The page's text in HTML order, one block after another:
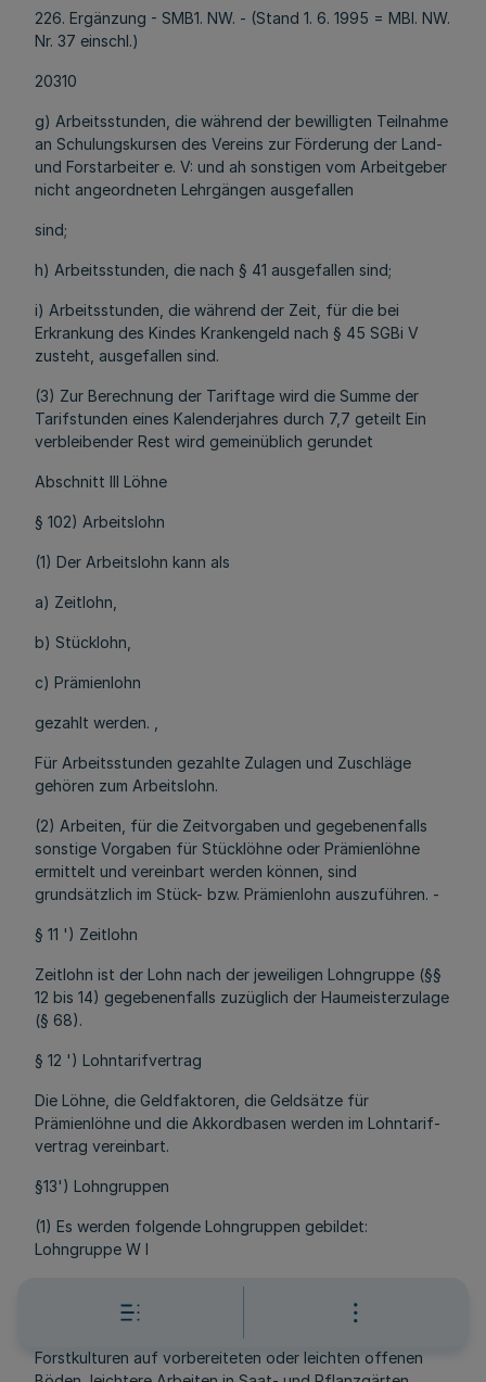
226. Ergänzung - SMB1. NW. - (Stand 1. 6. 1995 = MBl. NW.
Nr. 37 einschl.)
20310
g) Arbeitsstunden, die während der bewilligten Teilnahme
an Schulungskursen des Vereins zur Förderung der Land-
und Forstarbeiter e. V: und ah sonstigen vom Arbeitgeber
nicht angeordneten Lehrgängen ausgefallen
sind;
h) Arbeitsstunden, die nach § 41 ausgefallen sind;
i) Arbeitsstunden, die während der Zeit, für die bei
Erkrankung des Kindes Krankengeld nach § 45 SGBi V
zusteht, ausgefallen sind.
(3) Zur Berechnung der Tariftage wird die Summe der
Tarifstunden eines Kalenderjahres durch 7,7 geteilt Ein
verbleibender Rest wird gemeinüblich gerundet
Abschnitt III Löhne
§ 102) Arbeitslohn
(1) Der Arbeitslohn kann als
a) Zeitlohn,
b) Stücklohn,
c) Prämienlohn
gezahlt werden. ,
Für Arbeitsstunden gezahlte Zulagen und Zuschläge
gehören zum Arbeitslohn.
(2) Arbeiten, für die Zeitvorgaben und gegebenenfalls
sonstige Vorgaben für Stücklöhne oder Prämienlöhne
ermittelt und vereinbart werden können, sind
grundsätzlich im Stück- bzw. Prämienlohn auszuführen. -
§ 11 ') Zeitlohn
Zeitlohn ist der Lohn nach der jeweiligen Lohngruppe (§§
12 bis 14) gegebenenfalls zuzüglich der Haumeisterzulage
(§ 68).
§ 12 ') Lohntarifvertrag
Die Löhne, die Geldfaktoren, die Geldsätze für
Prämienlöhne und die Akkordbasen werden im Lohntarif-
vertrag vereinbart.
§13') Lohngruppen
(1) Es werden folgende Lohngruppen gebildet:
Lohngruppe W l
Waldarbeiter ohne erfolgreich abgeschlossene
Ausbildung zum Forstwirt mit einfacheren Tätigkeiten
(Einfachere Tätigkeiten sind Pflanzarbeiten bei
Forstkulturen auf vorbereiteten oder leichten offenen